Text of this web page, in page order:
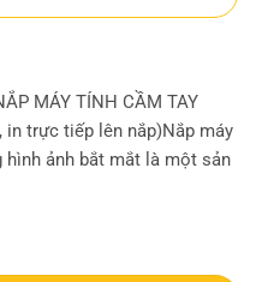
MÁY TÍNH CẦM TAY
in trực tiếp lên nắp)Nắp máy
ảnh bắt mắt là một sản
liên quân GLQ-094 số lượng